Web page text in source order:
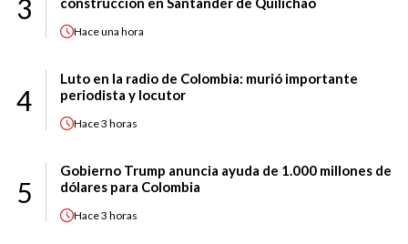
3
Haceuna hora
4
Luto en la radio de Colombia: murió importante
periodista y locutor
Hace3 horas
5
Gobierno Trump anuncia ayuda de 1.000 millones de
dólares para Colombia
Hace3 horas